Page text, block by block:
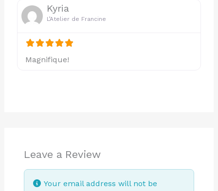
Kyria
L’Atelier de Francine
Magnifique!
Leave a Review
Your email address will not be